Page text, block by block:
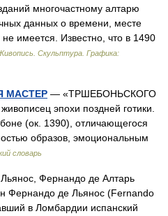
многочастному алтарю
данных о времени, месте
имеется. Известно, что в 1490
Скульптура. Графика:
МАСТЕР — «ТРШЕБОНЬСКОГО
эпохи поздней готики.
(ок. 1390), отличающегося
образов, эмоциональным
словарь
Фернандо де Алтарь
Фернандо де Льянос (Fernando
в Ломбардии испанский